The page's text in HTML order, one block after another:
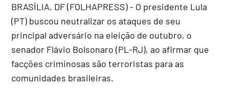
BRASÍLIA, DF (FOLHAPRESS) - O presidente Lula
(PT) buscou neutralizar os ataques de seu
principal adversário na eleição de outubro, o
senador Flávio Bolsonaro (PL-RJ), ao afirmar que
facções criminosas são terroristas para as
comunidades brasileiras.